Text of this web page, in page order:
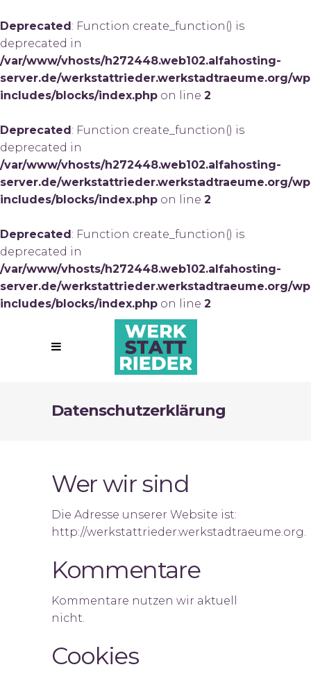
Deprecated: Function create_function() is
deprecated in
/var/www/vhosts/h272448.web102.alfahosting-
server.de/werkstattrieder.werkstadtraeume.org/
includes/blocks/index.php on line 2
Deprecated: Function create_function() is
deprecated in
/var/www/vhosts/h272448.web102.alfahosting-
server.de/werkstattrieder.werkstadtraeume.org/
includes/blocks/index.php on line 2
Deprecated: Function create_function() is
deprecated in
/var/www/vhosts/h272448.web102.alfahosting-
server.de/werkstattrieder.werkstadtraeume.org/
includes/blocks/index.php on line 2
Datenschutzerklärung
Wer wir sind
Die Adresse unserer Website ist:
http://werkstattrieder.werkstadtraeume.org.
Kommentare
Kommentare nutzen wir aktuell
nicht.
Cookies